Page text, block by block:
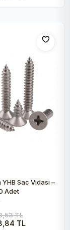
Sac Vidası –
Adet
TL
TL